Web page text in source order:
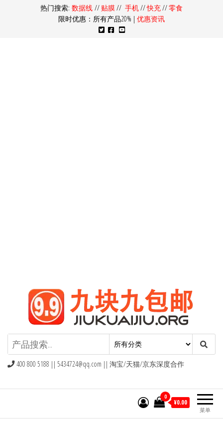
热门搜索: 数据线 // 贴膜// 手机//快充//零食
限时优惠：所有产品20% | 优惠资讯
九块九包邮,9块9包邮,9.9元包邮,九
块九官网
400 800 5188 || 5434724@qq.com || 淘宝/天猫/京东深度合作
菜单
0
¥0.00